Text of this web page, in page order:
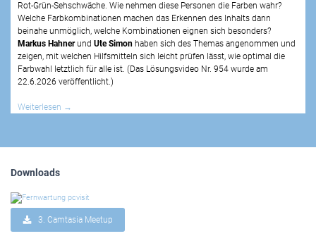
Rot-Grün-Sehschwäche. Wie nehmen diese Personen die Farben wahr?
Welche Farbkombinationen machen das Erkennen des Inhalts dann
beinahe unmöglich, welche Kombinationen eignen sich besonders?
Markus Hahnerund Ute Simon haben sich des Themas angenommen und
zeigen, mit welchen Hilfsmitteln sich leicht prüfen lässt, wie optimal die
Farbwahl letztlich für alle ist. (Das Lösungsvideo Nr. 954 wurde am
22.6.2026 veröffentlicht.)
Weiterlesen →
Downloads
3. Camtasia Meetup